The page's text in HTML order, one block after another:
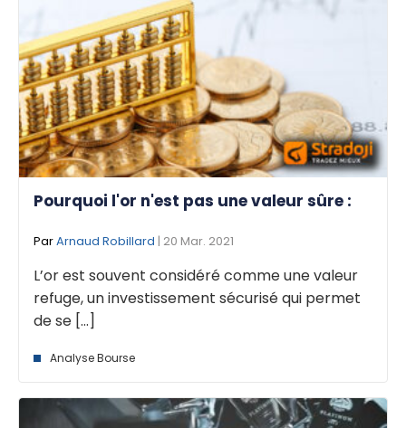
Pourquoi l'or n'est pas une valeur sûre :
ParArnaud Robillard | 20 Mar. 2021
L’or est souvent considéré comme une valeur
refuge, un investissement sécurisé qui permet
de se [...]
Analyse Bourse